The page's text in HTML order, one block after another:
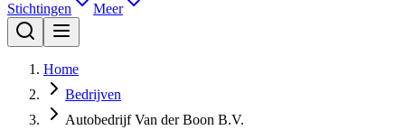
Stichtingen
Meer
Home
Bedrijven
Autobedrijf Van der Boon B.V.